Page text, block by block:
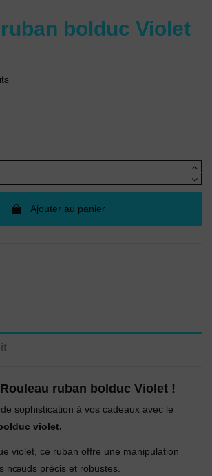
bolduc Violet
Ajouter au panier
ruban bolduc Violet !
sophistication à vos cadeaux avec le
violet.
violet, ce ruban offre une manipulation
nœuds précis et robustes.